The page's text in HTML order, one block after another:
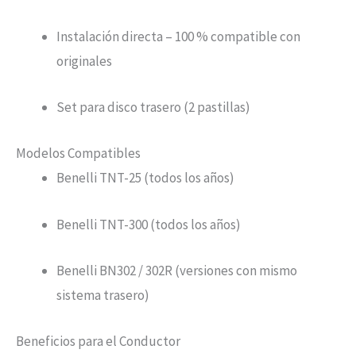
Instalación directa – 100 % compatible con
originales
Set para disco trasero (2 pastillas)
Modelos Compatibles
Benelli TNT-25 (todos los años)
Benelli TNT-300 (todos los años)
Benelli BN302 / 302R (versiones con mismo
sistema trasero)
Beneficios para el Conductor